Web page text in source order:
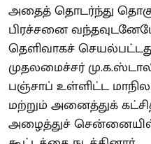
அதைத் தொடர்ந்து
பிரச்சனை வந்தவுடனேயே
தெளிவாகச்
முதலமைச்சர்
பஞ்சாப் உள்ளிட்ட
மற்றும் அனைத்துக்
அழைத்துச்